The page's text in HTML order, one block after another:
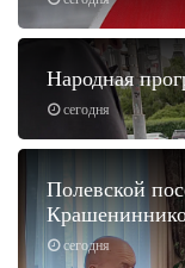
сегодня
Народная
сегодня
Полевской